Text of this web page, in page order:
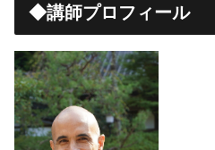
◆講師プロフィール